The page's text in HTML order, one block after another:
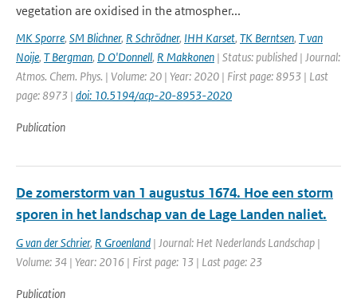
vegetation are oxidised in the atmospher...
MK Sporre, SM Blichner, R Schrödner, IHH Karset, TK Berntsen, T van
Noije, T Bergman, D O'Donnell, R Makkonen | Status: published | Journal:
Atmos. Chem. Phys. | Volume: 20 | Year: 2020 | First page: 8953 | Last
page: 8973 | doi: 10.5194/acp-20-8953-2020
Publication
De zomerstorm van 1 augustus 1674. Hoe een storm
sporen in het landschap van de Lage Landen naliet.
G van der Schrier, R Groenland | Journal: Het Nederlands Landschap |
Volume: 34 | Year: 2016 | First page: 13 | Last page: 23
Publication